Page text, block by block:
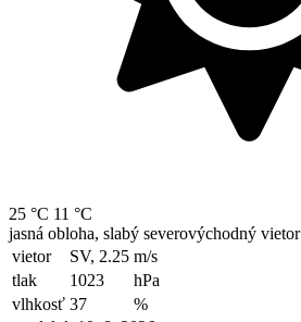
25 °C 11 °C
jasná obloha, slabý severovýchodný vietor
vietor
SV, 2.25 m/s
tlak
1023
hPa
vlhkosť 37
%